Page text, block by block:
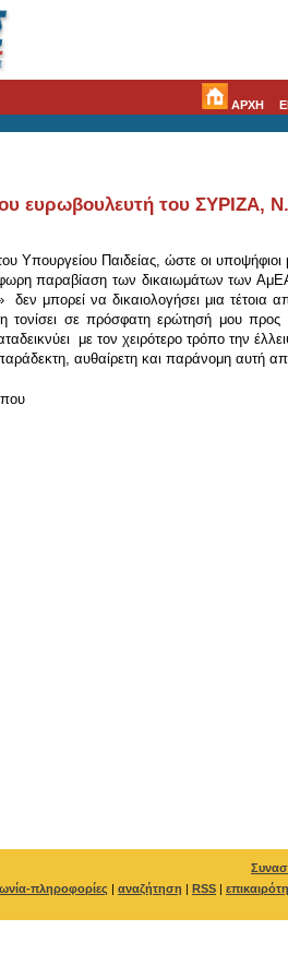
ΑΡΧΗ
ευρωβουλευτή του ΣΥΡΙΖΑ, Ν.
Υπουργείου Παιδείας, ώστε οι υποψήφιοι
παραβίαση των δικαιωμάτων των
δεν μπορεί να δικαιολογήσει μια
σε πρόσφατη ερώτησή μου προς
με τον χειρότερο τρόπο την
αυθαίρετη και παράνομη αυτή
πληροφορίες | αναζήτηση | RSS |